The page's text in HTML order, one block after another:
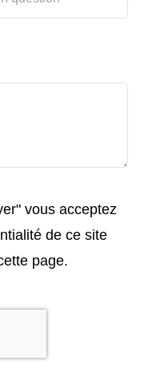
vous acceptez
de ce site
page.